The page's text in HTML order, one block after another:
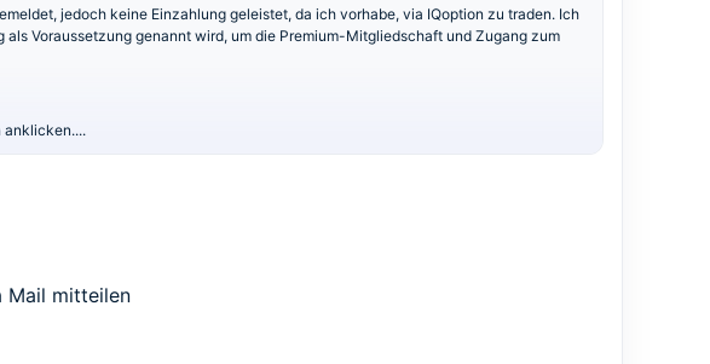
jedoch keine Einzahlung geleistet, da ich vorhabe, via IQoption zu traden. Ich
Voraussetzung genannt wird, um die Premium-Mitgliedschaft und Zugang zum
dies sodann
zu können
anklicken....
Mail mitteilen